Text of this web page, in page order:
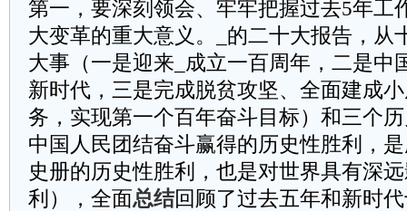
第一，要深刻领会、牢牢把握过去5年工
大变革的重大意义。_的二十大报告，从
大事（一是迎来_成立一百周年，二是中
新时代，三是完成脱贫攻坚、全面建成
务，实现第一个百年奋斗目标）和三个
中国人民团结奋斗赢得的历史性胜利，
史册的历史性胜利，也是对世界具有深
利），全面总结回顾了过去五年和新时